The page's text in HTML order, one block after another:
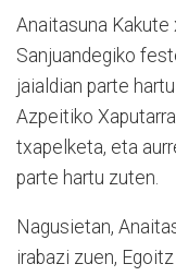
Anaitasuna
Sanjuandegiko
jaialdian parte
Azpeitiko
txapelketa, eta
parte hartu zuten.
Nagusietan,
irabazi zuen,